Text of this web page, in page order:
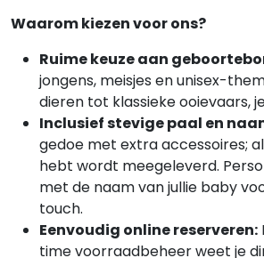
Waarom kiezen voor ons?
Ruime keuze aan
jongens, meisjes en unisex-
dieren tot klassieke ooievaars,
Inclusief stevige paal en
gedoe met extra accessoires;
hebt wordt meegeleverd.
met de naam van jullie baby
touch.
Eenvoudig online reserveren:
time voorraadbeheer weet je